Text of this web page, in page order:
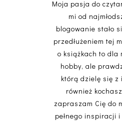
Moja pasja do
mi od
blogowanie stało
przedłużeniem tej
o książkach to dla
hobby, ale
którą dzielę się z
również
zapraszam Cię do
pełnego inspiracji i